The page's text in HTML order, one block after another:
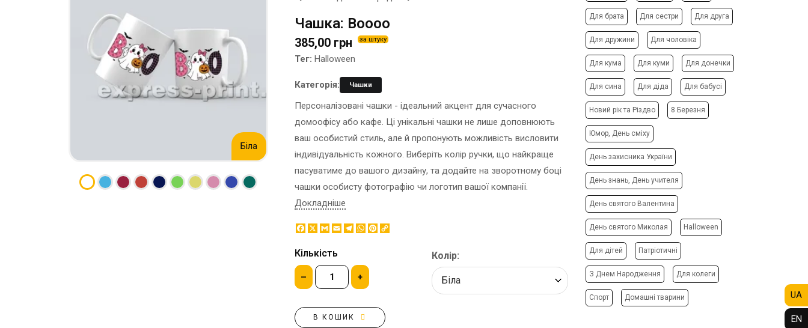
ПРОШИВКА ДИПЛОМУ/
ТВЕРДА ОБКЛАДИНКА
ПРЯМА ТА ПЛОТЕРНА
ШОВКОГРАФІЯ / УФ ДТФ
ЛИСТІВКИ / ФЛАЄРИ
НАЛІПКИ / СТІКЕРИ
ПАПКИ
ПЛАСТИКОВІ КАРТИ
НАСТIЛЬНА КОНСТРУКЦIЯ
ПАПЕРОВІ СТАКАНИ
МЕДАЛІ
МЕТАЛ
НІЧНИК
ФОТОКУБИК
ФУТБОЛКИ / СВІТШОТИ /
ПОЛО / ХУДІ
ХОЛСТ, ПОЛОТНО
ЧОХЛИ ДЛЯ ТЕЛЕФОНУ
ШКАРПЕТКИ
ЯЛИНКОВI КУЛI
СІТІ-ЛАЙТИ
ТРАНСПОРТНА РЕКЛАМА
ДИЗАЙН ПОСЛУГИ
ЗАПРАВКА/СЕРВІС
КАРТРИДЖІВ
ВИГОТОВЛЕННЯ ШТАМПІВ
Біла
Чашка: Boooo
385,00 грн за штуку
Тег: Halloween
Категорія: Чашки
Персоналізовані чашки - ідеальний акцент для сучасного
домоофісу або кафе. Ці унікальні чашки не лише доповнюють
ваш особистий стиль, але й пропонують можливість висловити
індивідуальність кожного. Виберіть колір ручки, що найкраще
пасуватиме до вашого дизайну, та додайте на зворотному боці
чашки особисту фотографію чи логотип вашої компанії.
Докладніше
Facebook
X GmailEmailTelegram
WhatsApp
Pinterest
Кількість
– +
Колір:
В КОШИК
Для брата Для сестри Для друга
Для дружини Для чоловіка
Для кума Для куми Для донечки
Для сина Для діда Для бабусі
Новий рік та Різдво 8 Березня
Юмор, День сміху
День захисника України
День знань, День учителя
День святого Валентина
День святого Миколая Halloween
Для дітей Патріотичні
З Днем Народження Для колеги
Спорт Домашні тварини UA
EN